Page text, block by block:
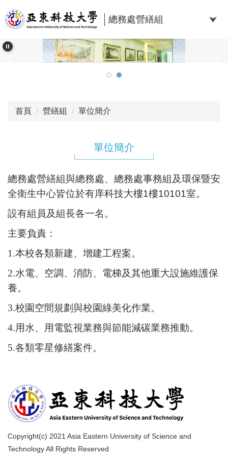
到
主
內
總務處營繕組
首頁 營繕組 單位簡介
單位簡介
總務處營繕組與總務處、總務處事務組及環保暨安
全衛生中心皆位於有庠科技大樓1樓10101室。
設有組員及組長各一名。
主要負責：
1.本校各類新建、增建工程案。
2.水電、空調、消防、電梯及其他重大設施維護保
養。
3.校園空間規劃與校園綠美化作業。
4.用水、用電監視業務與節能減碳業務推動。
5.各類零星修繕案件。
Copyright(c) 2021 Asia Eastern University of Science and
Technology All Rights Reserved